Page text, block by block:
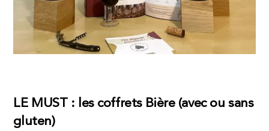
LE MUST : les coffrets Bière (avec ou sans
gluten)